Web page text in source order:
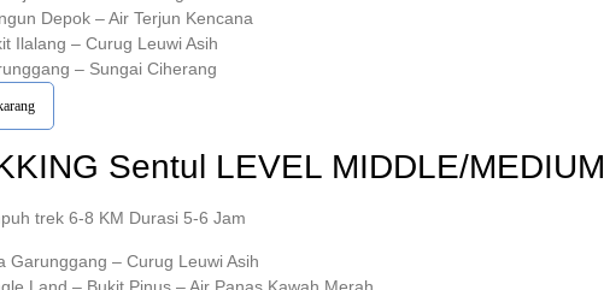
Depok – Air Terjun Kencana
Ilalang – Curug Leuwi Asih
– Sungai Ciherang
Sentul LEVEL MIDDLE/MEDIUM
trek 6-8 KM Durasi 5-6 Jam
Garunggang – Curug Leuwi Asih
Land – Bukit Pinus – Air Panas Kawah Merah